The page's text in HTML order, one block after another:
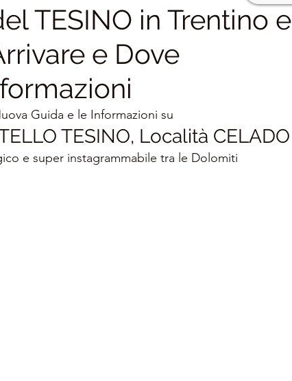
TESINO in Trentino e
e Dove
Guida e le Informazioni su
TESINO, Località CELADO
e super instagrammabile tra le Dolomiti